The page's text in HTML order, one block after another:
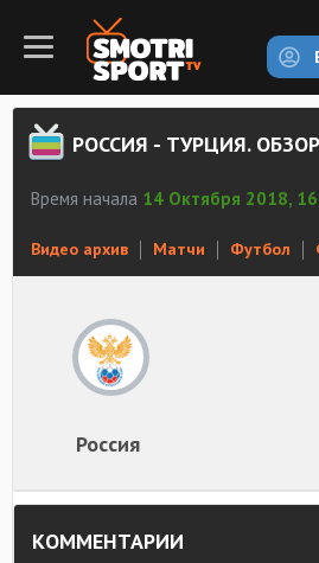
РОССИЯ - ТУРЦИЯ.
Время начала 14 Октября 2018,
Видео архив Матчи Футбол
Россия
КОММЕНТАРИИ